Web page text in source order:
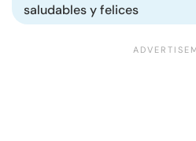
saludables y felices